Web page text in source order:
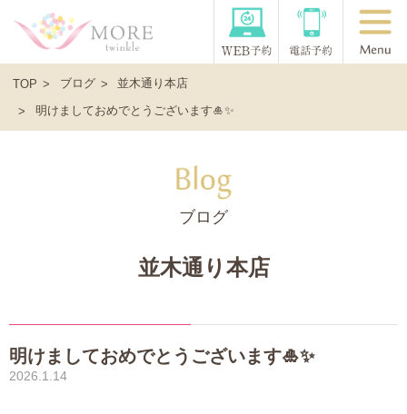
TOP ブログ 並木通り本店
明けましておめでとうございます🎍✨
ブログ
並木通り本店
明けましておめでとうございます🎍✨
2026.1.14